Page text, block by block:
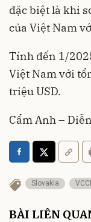
đặc biệt là khi
của Việt Nam
Tính đến 1/
Việt Nam với
triệu USD.
Cẩm Anh –
Slovakia VCCI
BÀI LIÊN